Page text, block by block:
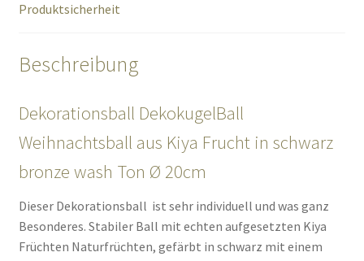
Produktsicherheit
Beschreibung
Dekorationsball DekokugelBall
Weihnachtsball aus Kiya Frucht in schwarz
bronze wash Ton Ø 20cm
Dieser Dekorationsball ist sehr individuell und was ganz
Besonderes. Stabiler Ball mit echten aufgesetzten Kiya
Früchten Naturfrüchten, gefärbt in schwarz mit einem